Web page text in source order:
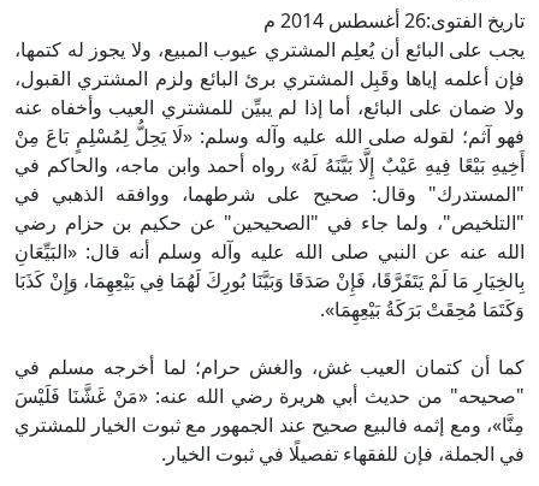
تاريخ الفتوى:26 أغسطس 2014 م
يجب على البائع أن يُعلِم المشتري عيوب المبيع، ولا يجوز له كتمها،
فإن أعلمه إياها وقَبِل المشتري برئ البائع ولزم المشتري القبول،
ولا ضمان على البائع، أما إذا لم يبيِّن للمشتري العيب وأخفاه عنه
فهو آثم؛ لقوله صلى الله عليه وآله وسلم: «لَا يَحِلُّ لِمُسْلِمٍ بَاعَ مِنْ
أَخِيهِ بَيْعًا فِيهِ عَيْبٌ إِلَّا بَيَّنَهُ لَهُ» رواه أحمد وابن ماجه، والحاكم في
"المستدرك" وقال: صحيح على شرطهما، ووافقه الذهبي في
"التلخيص"، ولما جاء في "الصحيحين" عن حكيم بن حزام رضي
الله عنه عن النبي صلى الله عليه وآله وسلم أنه قال: «البَيِّعَانِ
بِالخِيَارِ مَا لَمْ يَتَفَرَّقَا، فَإِنْ صَدَقَا وَبَيَّنَا بُورِكَ لَهُمَا فِي بَيْعِهِمَا، وَإِنْ كَذَبَا
وَكَتَمَا مُحِقَتْ بَرَكَةُ بَيْعِهِمَا».
كما أن كتمان العيب غش، والغش حرام؛ لما أخرجه مسلم في
"صحيحه" من حديث أبي هريرة رضي الله عنه: «مَنْ غَشَّنَا فَلَيْسَ
مِنَّا»، ومع إثمه فالبيع صحيح عند الجمهور مع ثبوت الخيار للمشتري
في الجملة، فإن للفقهاء تفصيلًا في ثبوت الخيار.